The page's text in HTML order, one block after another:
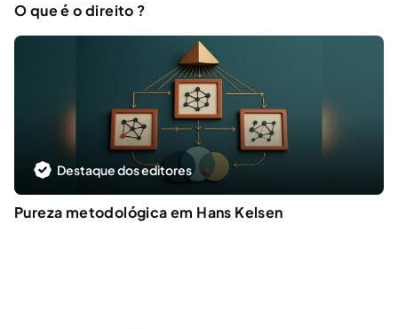
O que é o direito ?
Destaque dos editores
Pureza metodológica em Hans Kelsen